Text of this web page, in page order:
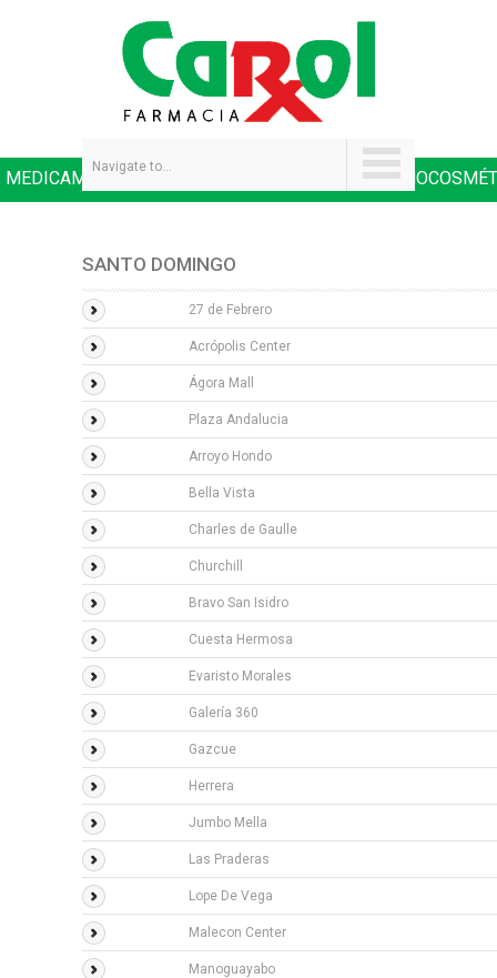
Navigate to...
MEDICAMENTOS
SANTO DOMINGO
27 de Febrero
Acrópolis Center
Ágora Mall
Plaza Andalucia
Arroyo Hondo
Bella Vista
Charles de Gaulle
Churchill
Bravo San Isidro
Cuesta Hermosa
Evaristo Morales
Galería 360
Gazcue
Herrera
Jumbo Mella
Las Praderas
Lope De Vega
Malecon Center
Manoguayabo